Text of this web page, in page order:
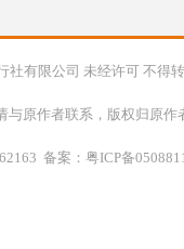
社有限公司 未经许可 不得转
与原作者联系，版权归原作
备案：粤ICP备